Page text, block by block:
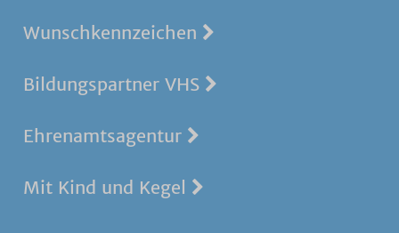
Wunschkennzeichen
Bildungspartner VHS
Ehrenamtsagentur
Mit Kind und Kegel